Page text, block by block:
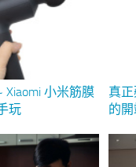
Xiaomi 小米筋膜
玩
真
的